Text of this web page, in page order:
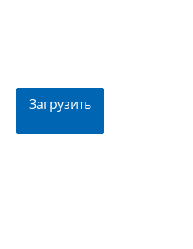
Загрузить